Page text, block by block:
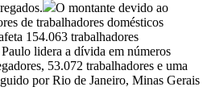
O montante devido ao
de trabalhadores domésticos
154.063 trabalhadores
lidera a dívida em números
53.072 trabalhadores e uma
por Rio de Janeiro, Minas Gerais